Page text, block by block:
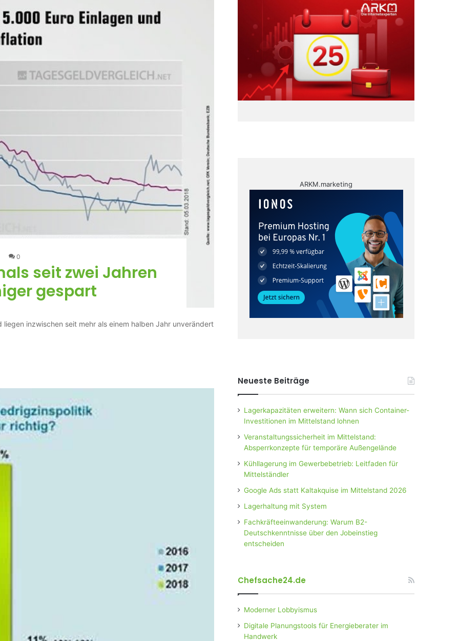
0
seit zwei Jahren
gespart
inzwischen seit mehr als einem halben Jahr unverändert
ARKM.marketing
Neueste Beiträge
Lagerkapazitäten erweitern: Wann sich Container-
Investitionen im Mittelstand lohnen
Veranstaltungssicherheit im Mittelstand:
Absperrkonzepte für temporäre Außengelände
Kühllagerung im Gewerbebetrieb: Leitfaden für
Mittelständler
Google Ads statt Kaltakquise im Mittelstand 2026
Lagerhaltung mit System
Fachkräfteeinwanderung: Warum B2-
Deutschkenntnisse über den Jobeinstieg
entscheiden
Chefsache24.de
Moderner Lobbyismus
Digitale Planungstools für Energieberater im
Handwerk